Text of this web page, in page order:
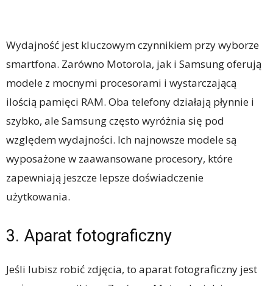
Wydajność jest kluczowym czynnikiem przy wyborze
smartfona. Zarówno Motorola, jak i Samsung oferują
modele z mocnymi procesorami i wystarczającą
ilością pamięci RAM. Oba telefony działają płynnie i
szybko, ale Samsung często wyróżnia się pod
względem wydajności. Ich najnowsze modele są
wyposażone w zaawansowane procesory, które
zapewniają jeszcze lepsze doświadczenie
użytkowania.
3. Aparat fotograficzny
Jeśli lubisz robić zdjęcia, to aparat fotograficzny jest